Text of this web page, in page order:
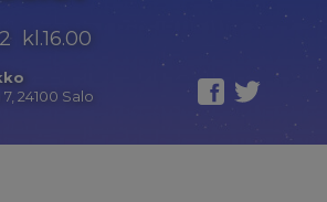
kl.16.00
24100 Salo